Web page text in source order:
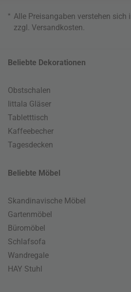
* Alle Preisangaben verstehen sich
zzgl. Versandkosten.
Beliebte Dekorationen
Obstschalen
Iittala Gläser
Tabletttisch
Kaffeebecher
Tagesdecken
Beliebte Möbel
Skandinavische Möbel
Gartenmöbel
Büromöbel
Schlafsofa
Wandregale
HAY Stuhl